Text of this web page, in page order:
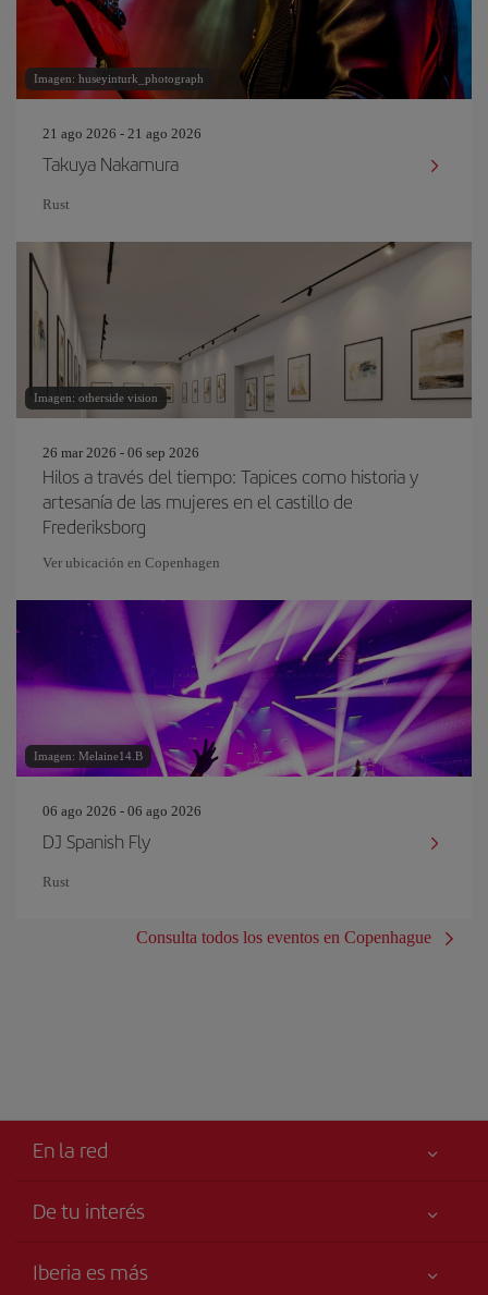
Imagen: huseyinturk_photograph
21 ago 2026 - 21 ago 2026
Takuya Nakamura
Rust
Imagen: otherside vision
26 mar 2026 - 06 sep 2026
Hilos a través del tiempo: Tapices como historia y
artesanía de las mujeres en el castillo de
Frederiksborg
Ver ubicación en Copenhagen
Imagen: Melaine14.B
06 ago 2026 - 06 ago 2026
DJ Spanish Fly
Rust
Consulta todos los eventos en Copenhague
En la red
De tu interés
Tu seguridad es lo primero
Iberia es más